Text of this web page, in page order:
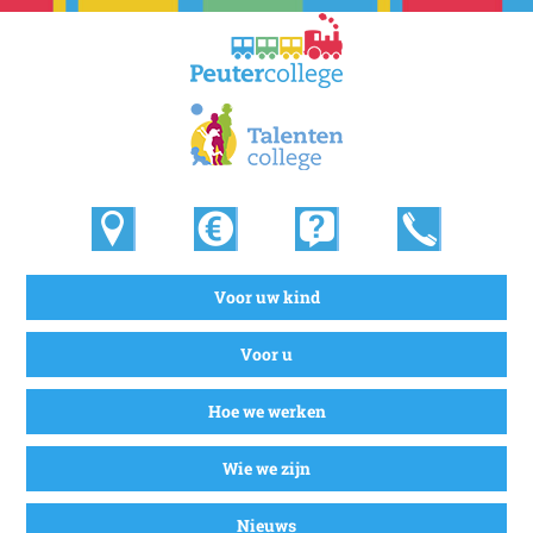
Voor uw kind
Voor u
Hoe we werken
Wie we zijn
Nieuws